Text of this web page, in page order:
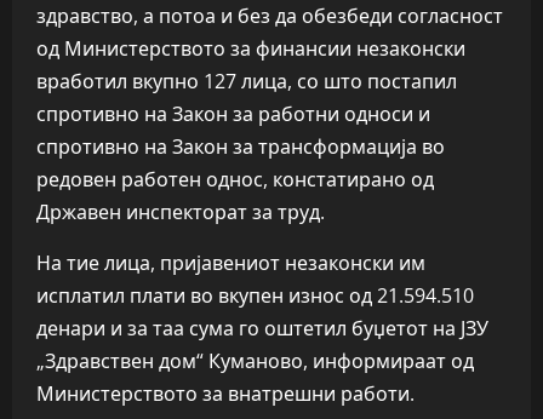
здравство, а потоа и без да обезбеди согласност
од Министерството за финансии незаконски
вработил вкупно 127 лица, со што постапил
спротивно на Закон за работни односи и
спротивно на Закон за трансформација во
редовен работен однос, констатирано од
Државен инспекторат за труд.
На тие лица, пријавениот незаконски им
исплатил плати во вкупен износ од 21.594.510
денари и за таа сума го оштетил буџетот на ЈЗУ
„Здравствен дом“ Куманово, информираат од
Министерството за внатрешни работи.